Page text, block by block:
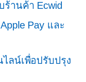
ร้านค้า Ecwid
Pay และ
ลน์เพื่อปรับปรุง